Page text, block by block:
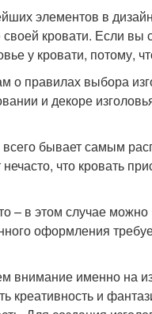
элементов в
своей кровати. Если
у кровати, потому,
о правилах выбора
и декоре
бывает самым
что кровать
– в этом случае
оформления
именно на
креативность и